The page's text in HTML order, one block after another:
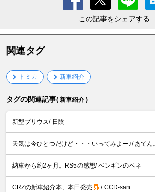
この記事をシェアする
関連タグ
トミカ 新車紹介
タグの関連記事( 新車紹介 )
新型プリウス/ 日陰
天気は今ひとつだけど・・・いってみよー♪/ あてん
納車から約2ヶ月。RS5の感想/ ペンギンのベネ
CRZの新車紹介本、本日発売 / CCD-san